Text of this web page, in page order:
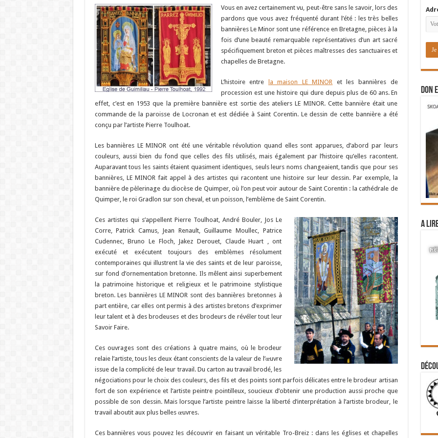
Vous en avez certainement vu, peut-être sans le savoir, lors des
pardons que vous avez fréquenté durant l’été : les très belles
bannières Le Minor sont une référence en Bretagne, pièces à la
fois d’une beauté remarquable représentatives d’un art sacré
spécifiquement breton et pièces maîtresses des sanctuaires et
chapelles de Bretagne.
L’histoire entre la maison LE MINOR et les bannières de
procession est une histoire qui dure depuis plus de 60 ans. En
effet, c’est en 1953 que la première bannière est sortie des ateliers LE MINOR. Cette bannière était une
commande de la paroisse de Locronan et est dédiée à Saint Corentin. Le dessin de cette bannière a été
conçu par l’artiste Pierre Toulhoat.
Les bannières LE MINOR ont été une véritable révolution quand elles sont apparues, d’abord par leurs
couleurs, aussi bien du fond que celles des fils utilisés, mais également par l’histoire qu’elles racontent.
Auparavant tous les saints étaient quasiment identiques, seuls leurs noms changeaient, tandis que pour ses
bannières, LE MINOR fait appel à des artistes qui racontent une histoire sur leur dessin. Par exemple, la
bannière de pèlerinage du diocèse de Quimper, où l’on peut voir autour de Saint Corentin : la cathédrale de
Quimper, le roi Gradlon sur son cheval, et un poisson, l’emblème de Saint Corentin.
Ces artistes qui s’appellent Pierre Toulhoat, André Bouler, Jos Le
Corre, Patrick Camus, Jean Renault, Guillaume Moullec, Patrice
Cudennec, Bruno Le Floch, Jakez Derouet, Claude Huart , ont
exécuté et exécutent toujours des emblèmes résolument
contemporaines qui illustrent la vie des saints et de leur paroisse,
sur fond d’ornementation bretonne. Ils mêlent ainsi superbement
la patrimoine historique et religieux et le patrimoine stylistique
breton. Les bannières LE MINOR sont des bannières bretonnes à
part entière, car elles ont permis à des artistes bretons d’exprimer
leur talent et à des brodeuses et des brodeurs de révéler tout leur
Savoir Faire.
Ces ouvrages sont des créations à quatre mains, où le brodeur
relaie l’artiste, tous les deux étant conscients de la valeur de l’œuvre
issue de la complicité de leur travail. Du carton au travail brodé, les
négociations pour le choix des couleurs, des fils et des points sont parfois délicates entre le brodeur artisan
fort de son expérience et l’artiste peintre pointilleux, soucieux d’obtenir une production aussi proche que
possible de son dessin. Mais lorsque l’artiste peintre laisse la liberté d’interprétation à l’artiste brodeur, le
travail aboutit aux plus belles œuvres.
Ces bannières vous pouvez les découvrir en faisant un véritable Tro-Breiz : dans les églises et chapelles
DON
A